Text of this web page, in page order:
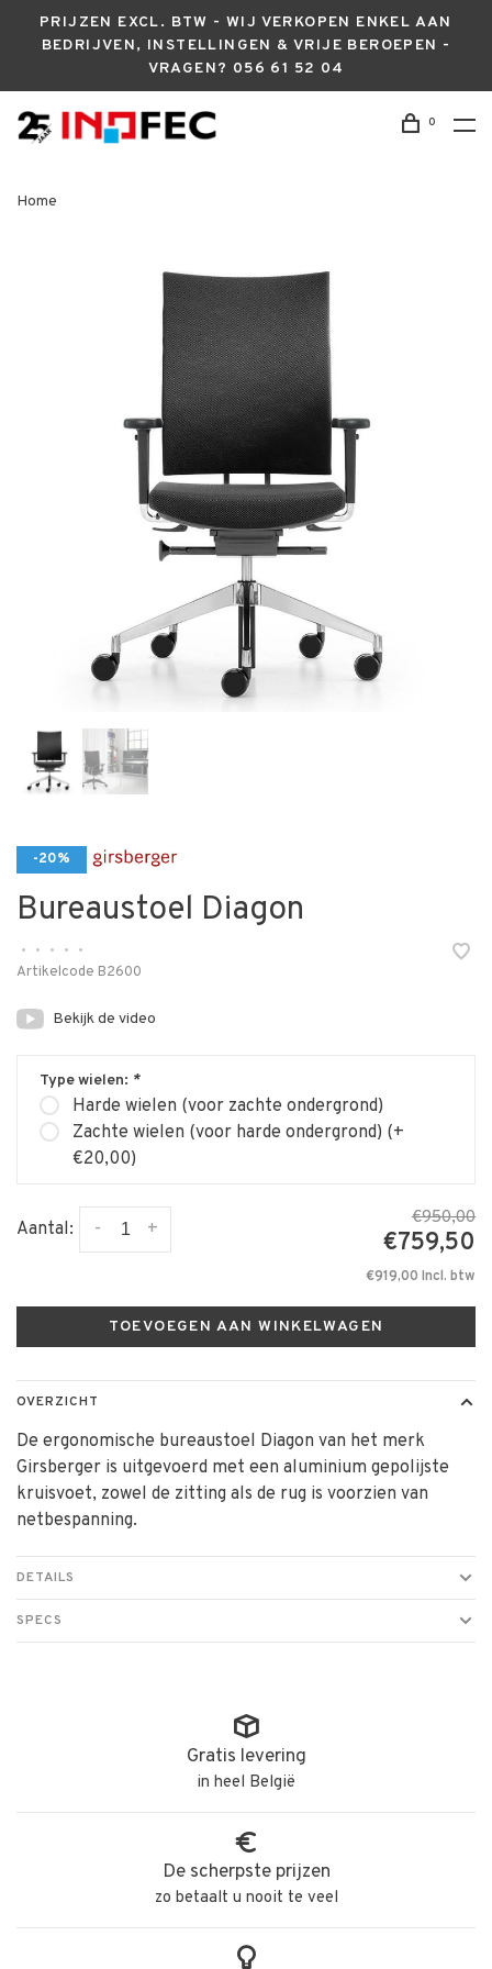
PRIJZEN EXCL. BTW - WIJ VERKOPEN ENKEL AAN
BEDRIJVEN, INSTELLINGEN & VRIJE BEROEPEN -
VRAGEN? 056 61 52 04
0
Home
-20%
Bureaustoel Diagon
• • • •
•
Artikelcode B2600
Bekijk de video
Type wielen: *
Harde wielen (voor zachte ondergrond)
Zachte wielen (voor harde ondergrond) (+
€20,00)
Aantal: +
-
€950,00
€759,50
€919,00 Incl. btw
TOEVOEGEN AAN WINKELWAGEN
OVERZICHT
De ergonomische bureaustoel Diagon van het merk
Girsberger is uitgevoerd met een aluminium gepolijste
kruisvoet, zowel de zitting als de rug is voorzien van
netbespanning.
DETAILS
SPECS
Gratis levering
in heel België
De scherpste prijzen
zo betaalt u nooit te veel